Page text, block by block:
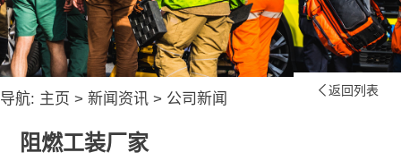
导航: 主页 > 新闻资讯 > 公司新闻  返回列表
阻燃工装厂家